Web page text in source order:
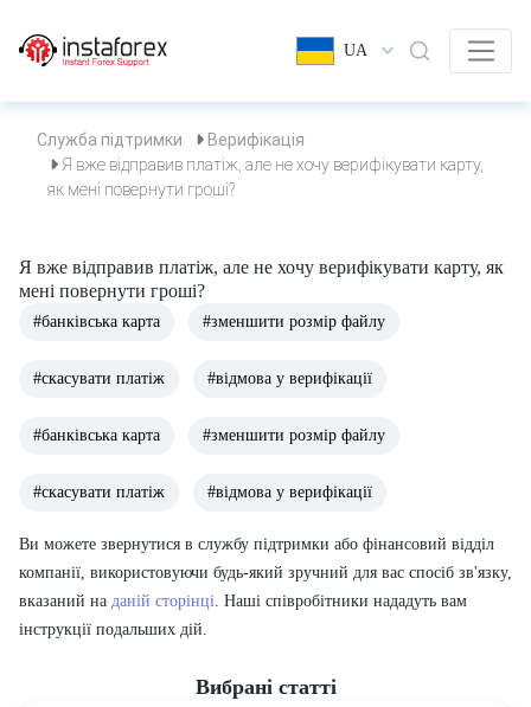
UA
Служба підтримки
Верифікація
Я вже відправив платіж, але не хочу верифікувати карту,
як мені повернути гроші?
Я вже відправив платіж, але не хочу верифікувати карту, як
мені повернути гроші?
#банківська карта #зменшити розмір файлу
#скасувати платіж #відмова у верифікації
#банківська карта #зменшити розмір файлу
#скасувати платіж #відмова у верифікації
Ви можете звернутися в службу підтримки або фінансовий відділ
компанії, використовуючи будь-який зручний для вас спосіб зв'язку,
вказаний на даній сторінці. Наші співробітники нададуть вам
інструкції подальших дій.
Вибрані статті